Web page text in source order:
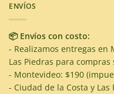
ENVÍOS
📦 Envíos con costo:
- Realizamos entregas en
Las Piedras para
- Montevideo: $190
- Ciudad de la Costa y